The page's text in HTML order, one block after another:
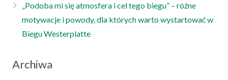
„Podoba mi się atmosfera i cel tego biegu” – różne
motywacje i powody, dla których warto wystartować w
Biegu Westerplatte
Archiwa